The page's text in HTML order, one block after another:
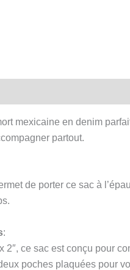
mexicaine en denim
partout.
de porter ce sac à
:
2″, ce sac est conçu pour
poches plaquées pour